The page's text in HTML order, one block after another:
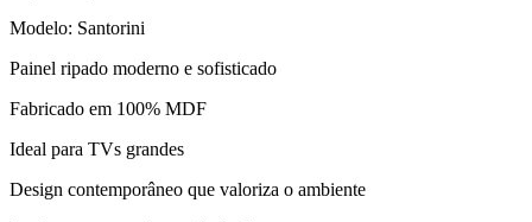
Modelo: Santorini
Painel ripado moderno e sofisticado
Fabricado em 100% MDF
Ideal para TVs grandes
Design contemporâneo que valoriza o ambiente